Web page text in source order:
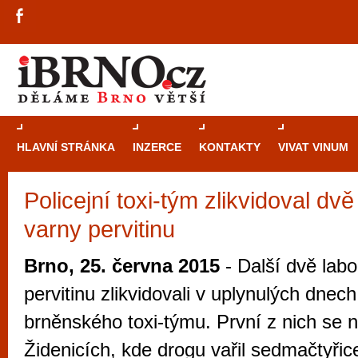
HLAVNÍ STRÁNKA INZERCE KONTAKTY VIVAT VINUM
Policejní toxi-tým zlikvidoval
varny pervitinu
Brno, 25. června 2015 - Další dvě
pervitinu zlikvidovali v uplynulých
brněnského toxi-týmu. První z nich se
Židenicích, kde drogu vařil
Průvodce
Brno je
zajímavé
restaurace,
Mimo jiné je ale také místem, kde si